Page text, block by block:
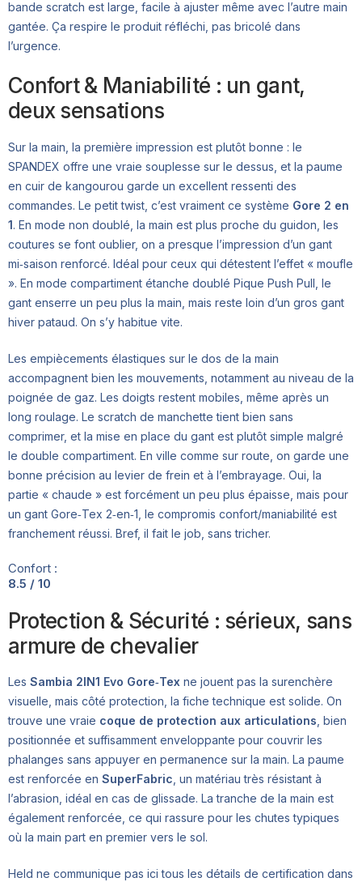
bande scratch est large, facile à ajuster même avec l’autre main
gantée. Ça respire le produit réfléchi, pas bricolé dans
l’urgence.
Confort & Maniabilité : un gant,
deux sensations
Sur la main, la première impression est plutôt bonne : le
SPANDEX offre une vraie souplesse sur le dessus, et la paume
en cuir de kangourou garde un excellent ressenti des
commandes. Le petit twist, c’est vraiment ce système Gore 2 en
1. En mode non doublé, la main est plus proche du guidon, les
coutures se font oublier, on a presque l’impression d’un gant
mi‑saison renforcé. Idéal pour ceux qui détestent l’effet « moufle
». En mode compartiment étanche doublé Pique Push Pull, le
gant enserre un peu plus la main, mais reste loin d’un gros gant
hiver pataud. On s’y habitue vite.
Les empiècements élastiques sur le dos de la main
accompagnent bien les mouvements, notamment au niveau de la
poignée de gaz. Les doigts restent mobiles, même après un
long roulage. Le scratch de manchette tient bien sans
comprimer, et la mise en place du gant est plutôt simple malgré
le double compartiment. En ville comme sur route, on garde une
bonne précision au levier de frein et à l’embrayage. Oui, la
partie « chaude » est forcément un peu plus épaisse, mais pour
un gant Gore‑Tex 2‑en‑1, le compromis confort/maniabilité est
franchement réussi. Bref, il fait le job, sans tricher.
Confort :
8.5 / 10
Protection & Sécurité : sérieux, sans
armure de chevalier
Les Sambia 2IN1 Evo Gore‑Tex ne jouent pas la surenchère
visuelle, mais côté protection, la fiche technique est solide. On
trouve une vraie coque de protection aux articulations, bien
positionnée et suffisamment enveloppante pour couvrir les
phalanges sans appuyer en permanence sur la main. La paume
est renforcée en SuperFabric, un matériau très résistant à
l’abrasion, idéal en cas de glissade. La tranche de la main est
également renforcée, ce qui rassure pour les chutes typiques
où la main part en premier vers le sol.
Held ne communique pas ici tous les détails de certification dans